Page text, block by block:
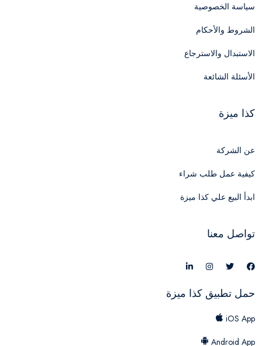
سياسة الخصوصية
الشروط والأحكام
الاستبدال والاسترجاع
الأسئلة الشائعة
كذا ميزة
عن الشركة
كيفية عمل طلب شراء
ابدأ البيع علي كذا ميزة
تواصل معنا
حمل تطبيق كذا ميزة
iOS App
Android App